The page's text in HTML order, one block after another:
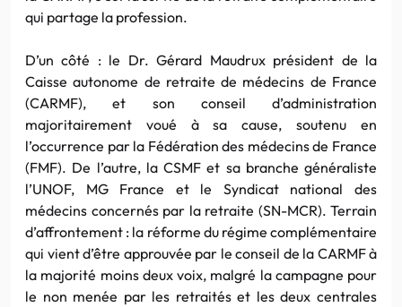
qui partage la profession.
D’un côté : le Dr. Gérard Maudrux président de la
Caisse autonome de retraite de médecins de France
(CARMF), et son conseil d’administration
majoritairement voué à sa cause, soutenu en
l’occurrence par la Fédération des médecins de France
(FMF). De l’autre, la CSMF et sa branche généraliste
l’UNOF, MG France et le Syndicat national des
médecins concernés par la retraite (SN-MCR). Terrain
d’affrontement : la réforme du régime complémentaire
qui vient d’être approuvée par le conseil de la CARMF à
la majorité moins deux voix, malgré la campagne pour
le non menée par les retraités et les deux centrales